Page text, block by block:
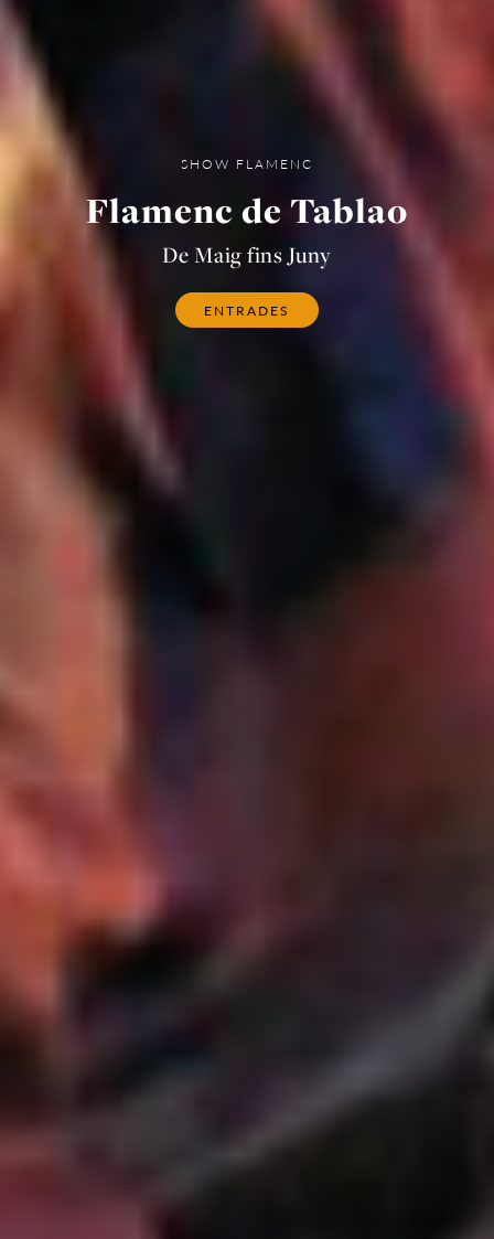
SHOW FLAMENC
Flamenc de Tablao
De Maig fins Juny
ENTRADES